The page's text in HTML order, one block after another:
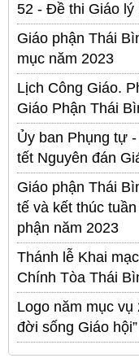
52 - Đề thi Giáo lý
Giáo phận Thái
mục năm 2023
Lịch Công Giáo.
Giáo Phận Thái
Ủy ban Phụng tự
tết Nguyên đán
Giáo phận Thái
tế và kết thúc
phận năm 2023
Thánh lễ Khai
Chính Tòa Thái
Logo năm mục vụ
đời sống Giáo hội”